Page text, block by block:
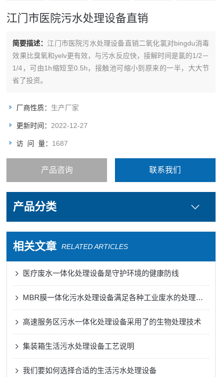
江门市医院污水处理设备直销
简要描述： 江门市医院污水处理设备直销二氧化氯对bingdu消毒
效果比臭氧和yelv更有效，与污水反应快，接解时间是氯的1/2－
1/4，可由1h缩短至0.5h，接触池可缩小到原来的一半，大大节
省了投资。
厂商性质： 生产厂家
更新时间： 2022-12-27
访 问 量： 1687
产品咨询 联系我们
产品分类
相关文章 RELATED ARTICLES
医疗废水一体化处理设备是守护环境的健康防线
MBR膜一体化污水处理设备满足各种工业废水的处理需求
高速服务区污水一体化处理设备采用了的生物处理技术
集装箱生活污水处理设备工艺说明
我们要如何选择合适的生活污水处理设备